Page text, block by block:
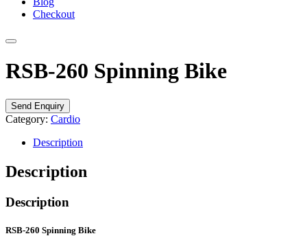
Checkout
RSB-260 Spinning Bike
Send Enquiry
Category: Cardio
Description
Description
Description
RSB-260 Spinning Bike